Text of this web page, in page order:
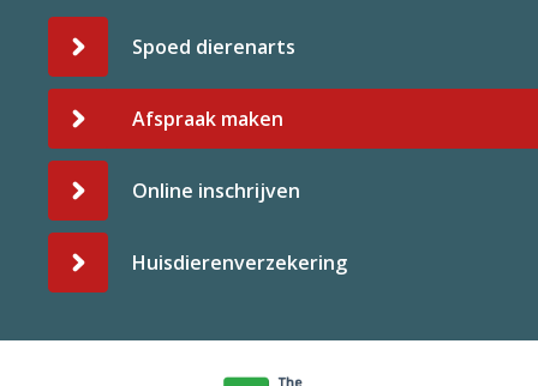
Spoed dierenarts
Afspraak maken
Online inschrijven
Huisdierenverzekering